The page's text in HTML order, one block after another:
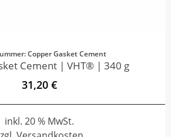
Copper Gasket Cement
Cement | VHT® | 340 g
31,20 €
inkl. 20 % MwSt.